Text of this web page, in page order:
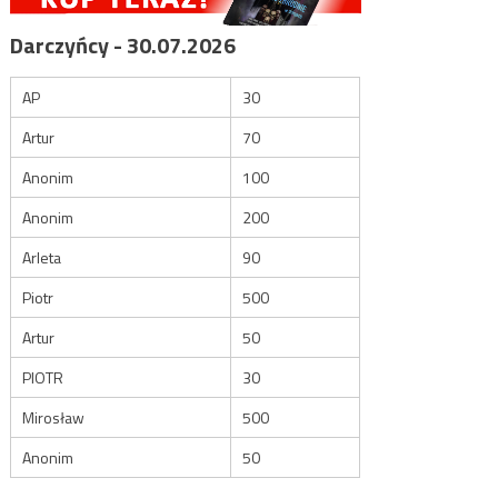
Darczyńcy - 30.07.2026
AP
30
Artur
70
Anonim
100
Anonim
200
Arleta
90
Piotr
500
Artur
50
PIOTR
30
Mirosław
500
Anonim
50